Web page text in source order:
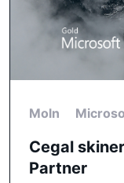
Moln
Cegal
Partner